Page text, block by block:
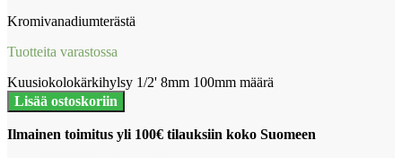
Kromivanadiumterästä
Tuotteita varastossa
Kuusiokolokärkihylsy 1/2' 8mm 100mm määrä
Lisää ostoskoriin
Ilmainen toimitus yli 100€ tilauksiin koko Suomeen